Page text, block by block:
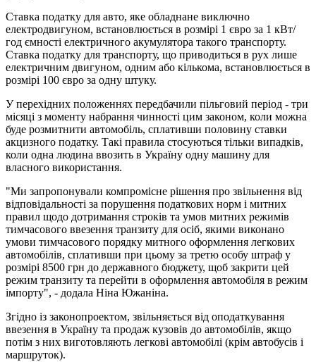
Ставка податку для авто, яке обладнане виключно
електродвигуном, встановлюється в розмірі 1 євро за 1 кВт/
год ємності електричного акумулятора такого транспорту.
Ставка податку для транспорту, що приводиться в рух лише
електричним двигуном, одним або кількома, встановлюється в
розмірі 100 євро за одну штуку.
У перехідних положеннях передбачили пільговий період - три
місяці з моменту набрання чинності цим законом, коли можна
буде розмитнити автомобіль, сплативши половину ставки
акцизного податку. Такі правила стосуються тільки випадків,
коли одна людина ввозить в Україну одну машину для
власного використання.
"Ми запропонували компромісне рішення про звільнення від
відповідальності за порушення податкових норм і митних
правил щодо дотримання строків та умов митних режимів
тимчасового ввезення транзиту для осіб, якими виконано
умови тимчасового порядку митного оформлення легкових
автомобілів, сплативши при цьому за третю особу штраф у
розмірі 8500 грн до державного бюджету, щоб закрити цей
режим транзиту та перейти в оформлення автомобіля в режим
імпорту", - додала Ніна Южаніна.
Згідно із законопроектом, звільняється від оподаткування
ввезення в Україну та продаж кузовів до автомобілів, якщо
потім з них виготовляють легкові автомобілі (крім автобусів і
маршруток).